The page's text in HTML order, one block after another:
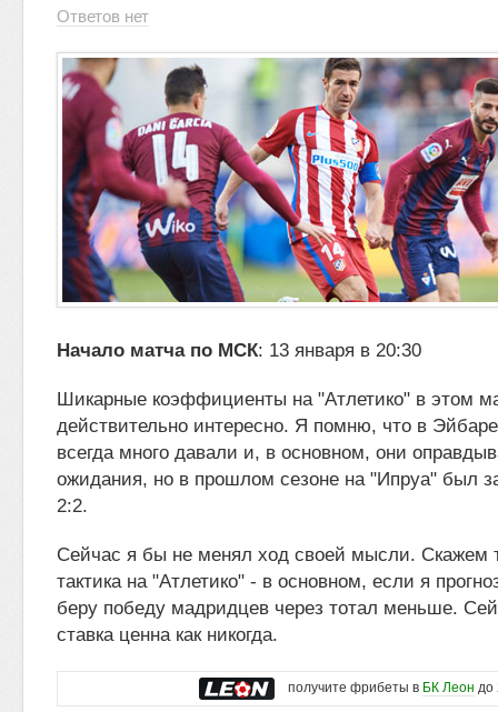
Ответов нет
Начало матча по МСК: 13 января в 20:30
Шикарные коэффициенты на "Атлетико" в этом
действительно интересно. Я помню, что в
всегда много давали и, в основном, они
ожидания, но в прошлом сезоне на "Ипруа" был
2:2.
Сейчас я бы не менял ход своей мысли. Скажем
тактика на "Атлетико" - в основном, если я
беру победу мадридцев через тотал меньше.
ставка ценна как никогда.
получите фрибеты в БК Леон до